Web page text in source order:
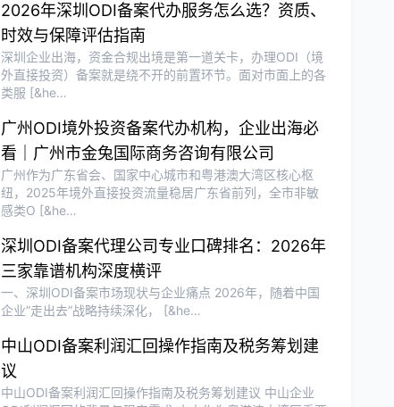
2026年深圳ODI备案代办服务怎么选？资质、
时效与保障评估指南
深圳企业出海，资金合规出境是第一道关卡，办理ODI（境
外直接投资）备案就是绕不开的前置环节。面对市面上的各
类服 [&he…
广州ODI境外投资备案代办机构，企业出海必
看｜广州市金兔国际商务咨询有限公司
广州作为广东省会、国家中心城市和粤港澳大湾区核心枢
纽，2025年境外直接投资流量稳居广东省前列，全市非敏
感类O [&he…
深圳ODI备案代理公司专业口碑排名：2026年
三家靠谱机构深度横评
一、深圳ODI备案市场现状与企业痛点 2026年，随着中国
企业”走出去”战略持续深化， [&he…
中山ODI备案利润汇回操作指南及税务筹划建
议
中山ODI备案利润汇回操作指南及税务筹划建议 中山企业